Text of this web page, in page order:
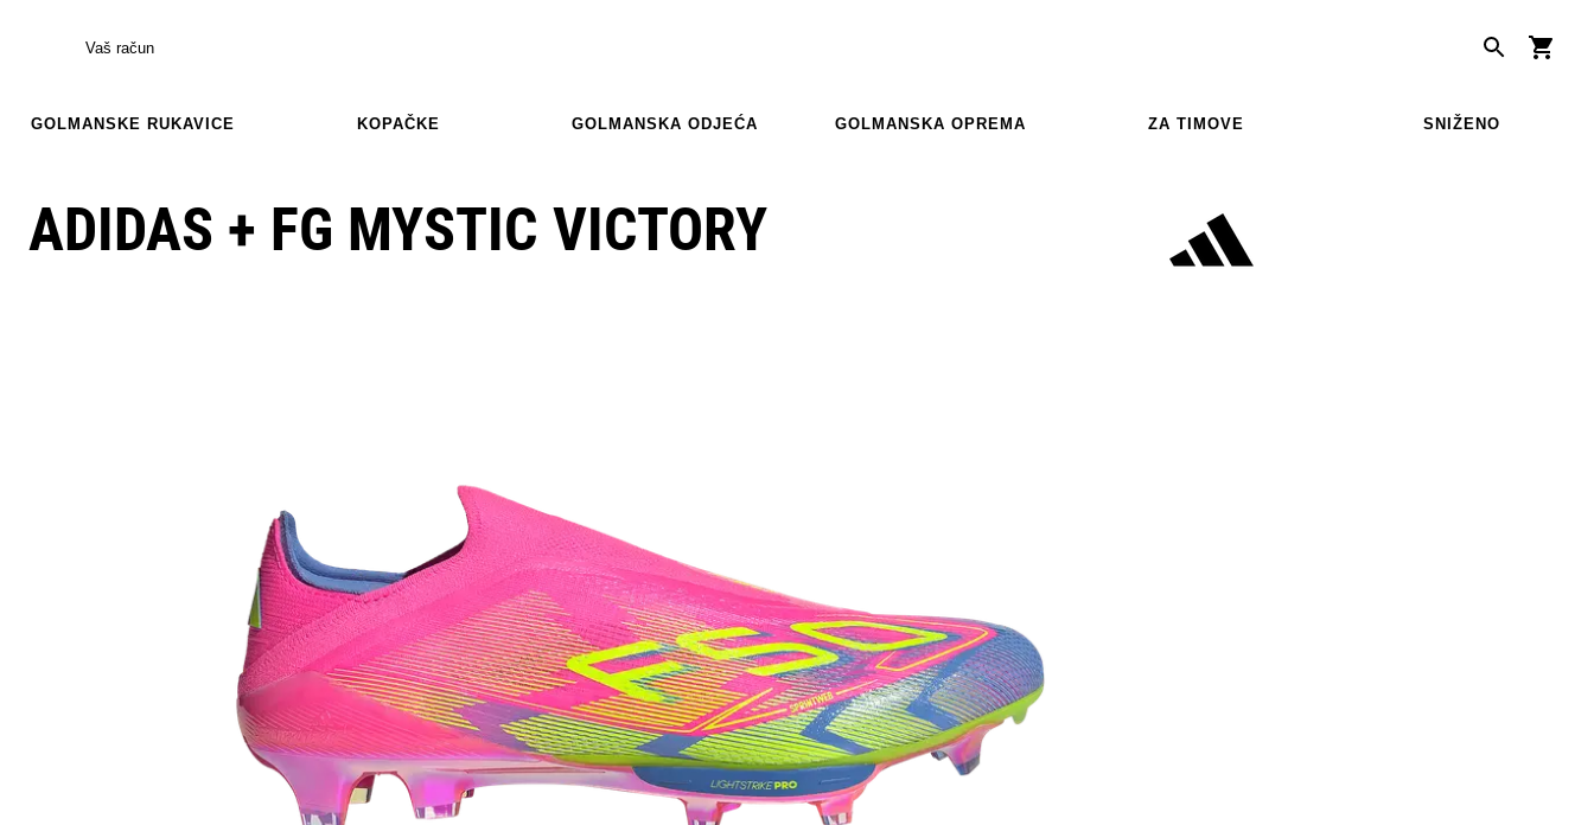
Vaš račun
GOLMANSKE RUKAVICE KOPAČKE GOLMANSKA ODJEĆA GOLMANSKA OPREMA ZA TIMOVE SNIŽENO
ADIDAS + FG MYSTIC VICTORY